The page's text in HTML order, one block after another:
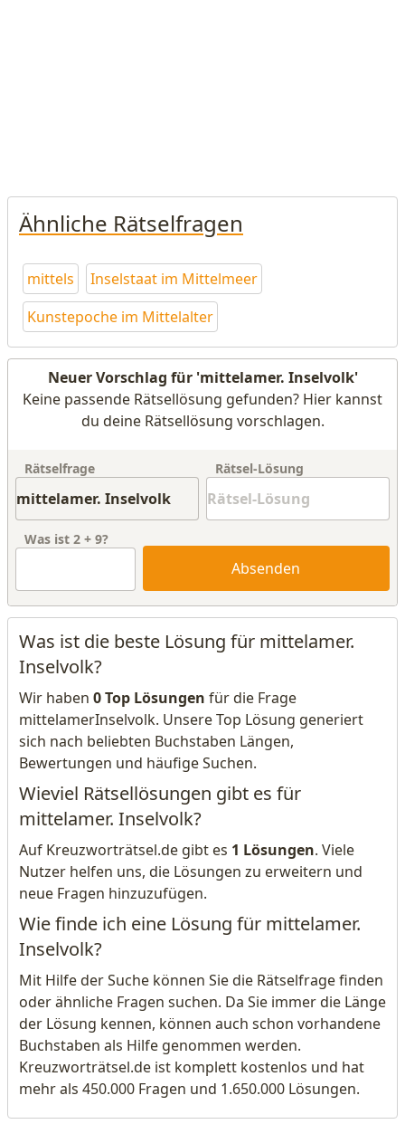
Ähnliche Rätselfragen
mittels
Inselstaat im Mittelmeer
Kunstepoche im Mittelalter
Neuer Vorschlag für 'mittelamer. Inselvolk'
Keine passende Rätsellösung gefunden? Hier kannst
du deine Rätsellösung vorschlagen.
Rätselfrage Rätsel-Lösung
Was ist 2 + 9?
Absenden
Was ist die beste Lösung für mittelamer.
Inselvolk?
Wir haben 0 Top Lösungen für die Frage
mittelamerInselvolk. Unsere Top Lösung generiert
sich nach beliebten Buchstaben Längen,
Bewertungen und häufige Suchen.
Wieviel Rätsellösungen gibt es für
mittelamer. Inselvolk?
Auf Kreuzworträtsel.de gibt es 1 Lösungen. Viele
Nutzer helfen uns, die Lösungen zu erweitern und
neue Fragen hinzuzufügen.
Wie finde ich eine Lösung für mittelamer.
Inselvolk?
Mit Hilfe der Suche können Sie die Rätselfrage finden
oder ähnliche Fragen suchen. Da Sie immer die Länge
der Lösung kennen, können auch schon vorhandene
Buchstaben als Hilfe genommen werden.
Kreuzworträtsel.de ist komplett kostenlos und hat
mehr als 450.000 Fragen und 1.650.000 Lösungen.